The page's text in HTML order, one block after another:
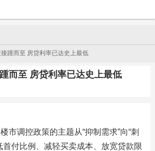
踵而至 房贷利率已达史上最低
而至 房贷利率已达史上最低
市调控政策的主题从“抑制需求”向“刺
首付比例、减轻买卖成本、放宽贷款限